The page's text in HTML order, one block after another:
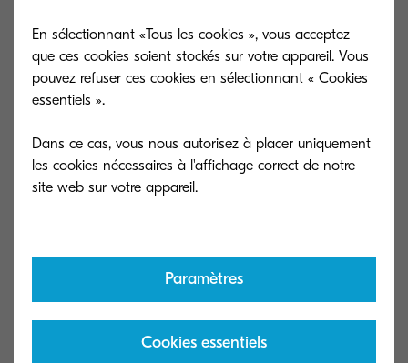
au marché de l’impression professionnelle.
Et pour ceux qui n’auraient pas vu passer nos
voici quelques clichés pris lors de l’événement.
En sélectionnant «Tous les cookies », vous acceptez
que ces cookies soient stockés sur votre appareil. Vous
pouvez refuser ces cookies en sélectionnant « Cookies
essentiels ».
Dans ce cas, vous nous autorisez à placer uniquement
les cookies nécessaires à l'affichage correct de notre
Paramètres
Cookies essentiels